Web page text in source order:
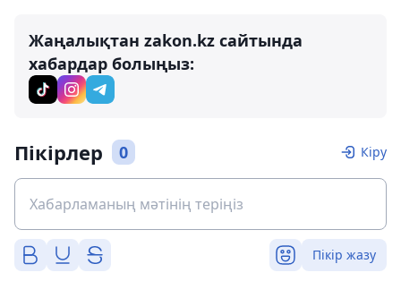
Жаңалықтан zakon.kz сайтында
хабардар болыңыз:
Пікірлер 0 Кіру
Пікір жазу